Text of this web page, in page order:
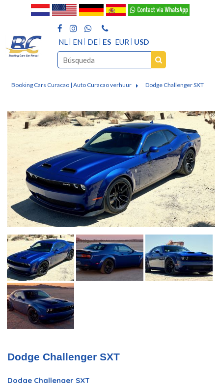
NL EN DE ES EUR USD
Booking Cars Curacao | Auto Curacao verhuur Dodge Challenger SXT
Dodge Challenger SXT
Dodge Challenger SXT